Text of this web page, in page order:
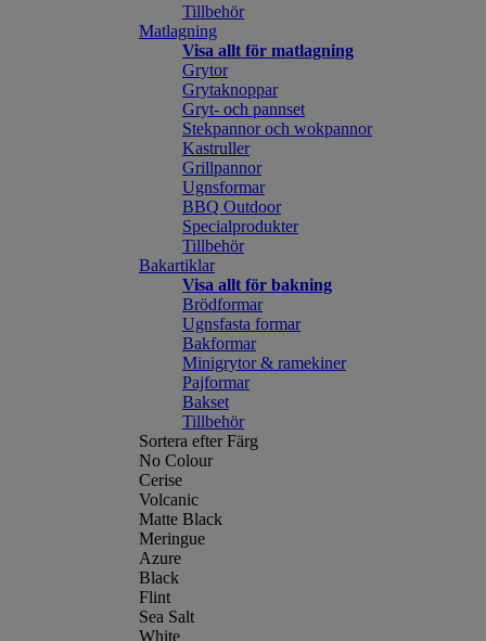
Tillbehör
Matlagning
Visa allt för matlagning
Grytor
Grytaknoppar
Gryt- och pannset
Stekpannor och wokpannor
Kastruller
Grillpannor
Ugnsformar
BBQ Outdoor
Specialprodukter
Tillbehör
Bakartiklar
Visa allt för bakning
Brödformar
Ugnsfasta formar
Bakformar
Minigrytor & ramekiner
Pajformar
Bakset
Tillbehör
Sortera efter Färg
No Colour
Cerise
Volcanic
Matte Black
Meringue
Azure
Black
Flint
Sea Salt
White